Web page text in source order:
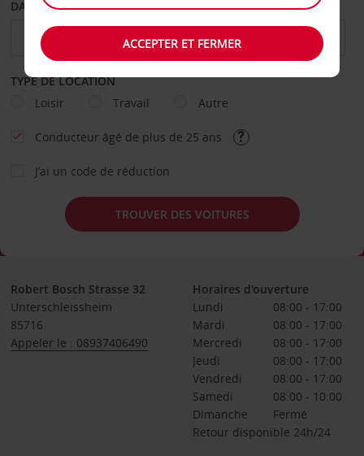
DATE DE DÉPART DATE DE RETOUR
TYPE DE LOCATION
Loisir
Travail Autre
Conducteur âgé de plus de 25 ans
J’ai un code de réduction
TROUVER DES VOITURES
Robert Bosch Strasse 32
Unterschleissheim
85716
Appeler le : 08937406490
Horaires d'ouverture
Lundi
08:00 - 17:00
Mardi
08:00 - 17:00
Mercredi
08:00 - 17:00
Jeudi
08:00 - 17:00
Vendredi
08:00 - 17:00
Samedi
08:00 - 10:00
Dimanche
Fermé
Retour disponible 24h/24
ACCEPTER ET FERMER